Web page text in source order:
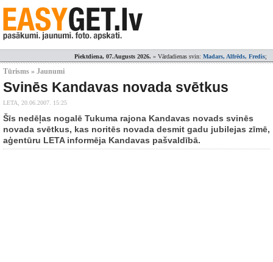
Piektdiena, 07.Augusts 2026. » Vārdadienas svin: Madars, Alfrēds, Fredis;
Tūrisms » Jaunumi
Svinēs Kandavas novada svētkus
LETA, 20.06.2007. 15:25
Šīs nedēļas nogalē Tukuma rajona Kandavas novads svinēs
novada svētkus, kas noritēs novada desmit gadu jubilejas zīmē,
aģentūru LETA informēja Kandavas pašvaldībā.